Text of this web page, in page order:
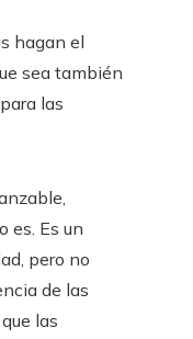
hagan el
sea también
las
es. Es un
pero no
de las
las